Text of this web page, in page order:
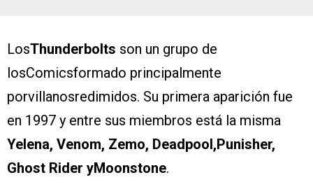
LosThunderbolts son un grupo de
losComicsformado principalmente
porvillanosredimidos. Su primera aparición fue
en 1997 y entre sus miembros está la misma
Yelena, Venom, Zemo, Deadpool,Punisher,
Ghost Rider yMoonstone.